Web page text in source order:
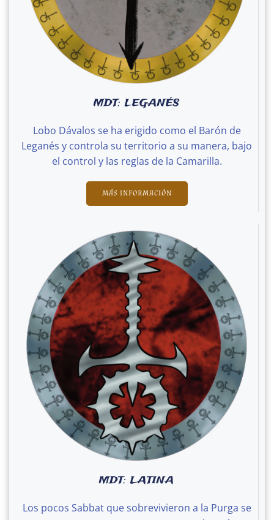
MDT: LEGANÉS
Lobo Dávalos se ha erigido como el Barón de
Leganés y controla su territorio a su manera, bajo
el control y las reglas de la Camarilla.
MÁS INFORMACIÓN
MDT: LATINA
Los pocos Sabbat que sobrevivieron a la Purga se